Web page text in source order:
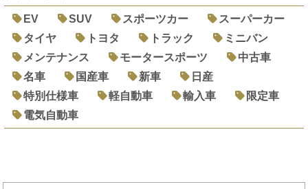
EV SUV スポーツカー
スーパーカー
タイヤ
トヨタ トラック
ミニバン
メンテナンス
モータースポーツ
中古車
名車
国産車 新車
日産
特別仕様車
軽自動車 輸入車
限定車
電気自動車